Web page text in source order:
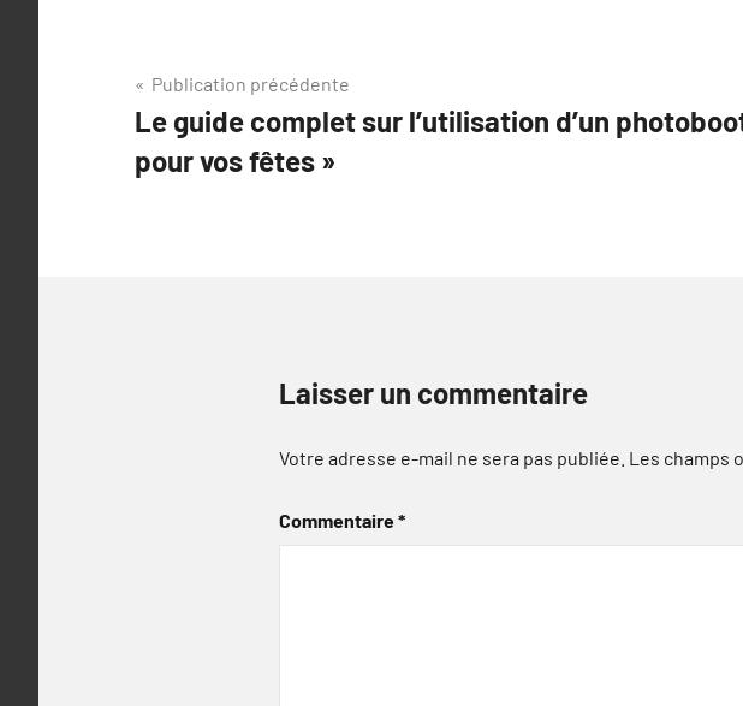
Navigation
de
l’article
Publication précédente
Le guide complet sur l’utilisation d’un
pour vos fêtes »
Laisser un commentaire
Votre adresse e-mail ne sera pas publiée. Les champs
Commentaire*